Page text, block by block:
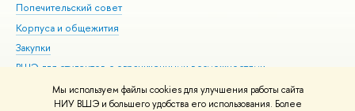
Мы используем файлы cookies для улучшения работы сайта
НИУ ВШЭ и большего удобства его использования. Более
Попечительский совет
Корпуса и общежития
Закупки
ВШЭ для студентов с ограниченными возможностями
здоровья и инвалидностью
Версия для слабовидящих